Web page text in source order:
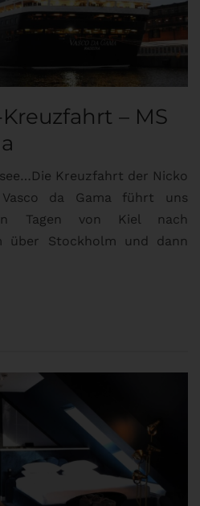
– MS
Kreuzfahrt der Nicko
da Gama führt uns
Tagen von Kiel nach
über Stockholm und dann